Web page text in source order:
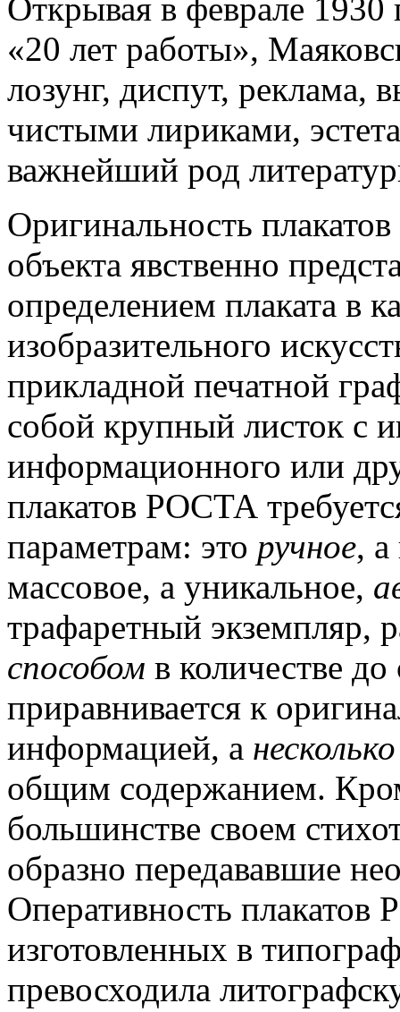
Открывая в феврале 1930
«20 лет работы»,
лозунг, диспут, реклама,
чистыми лириками,
важнейший род
Оригинальность
объекта явственно
определением плаката в
изобразительного
прикладной печатной
собой крупный листок с
информационного или
плакатов РОСТА
параметрам: это ручное, а
массовое, а уникальное,
трафаретный экземпляр,
способом в количестве
приравнивается к
информацией, а
общим содержанием.
большинстве своем
образно передававшие
Оперативность
изготовленных в
превосходила